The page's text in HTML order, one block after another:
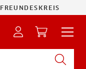
FREUNDESKREIS